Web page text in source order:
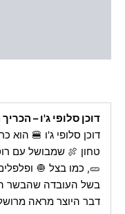
דוכן סלופי ג'ו –
דוכן סלופי ג'ו 🍔 הוא
טחון 🍖 שמבושל עם
🥒, כמו בצל 🧅
בשל העובדה שהבשר
דבר היוצר מראה